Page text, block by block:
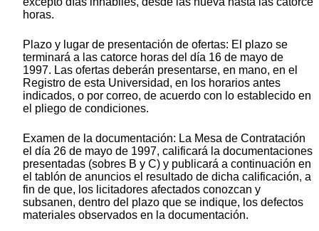
horas.
Plazo y lugar de presentación de ofertas: El plazo se
terminará a las catorce horas del día 16 de mayo de
1997. Las ofertas deberán presentarse, en mano, en el
Registro de esta Universidad, en los horarios antes
indicados, o por correo, de acuerdo con lo establecido en
el pliego de condiciones.
Examen de la documentación: La Mesa de Contratación
el día 26 de mayo de 1997, calificará la documentaciones
presentadas (sobres B y C) y publicará a continuación en
el tablón de anuncios el resultado de dicha calificación, a
fin de que, los licitadores afectados conozcan y
subsanen, dentro del plazo que se indique, los defectos
materiales observados en la documentación.